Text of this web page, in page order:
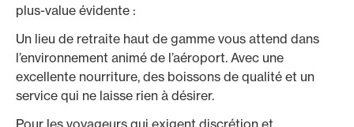
plus-value évidente :
Un lieu de retraite haut de gamme vous attend dans
l’environnement animé de l’aéroport. Avec une
excellente nourriture, des boissons de qualité et un
service qui ne laisse rien à désirer.
Pour les voyageurs qui exigent discrétion et